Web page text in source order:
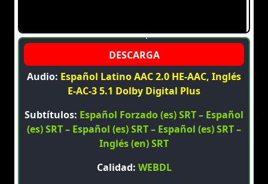
Audio: Español Latino AAC 2.0 HE-AAC, Inglés
E-AC-3 5.1 Dolby Digital Plus
Subtítulos: Español Forzado (es) SRT – Español
(es) SRT – Español (es) SRT – Español (es) SRT –
Inglés (en) SRT
Calidad: WEBDL